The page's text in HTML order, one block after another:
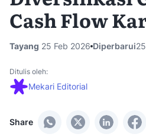
Cash Flow
Tayang 25 Feb 2026 Diperbarui
Share
Ditulis oleh:
Mekari Editorial